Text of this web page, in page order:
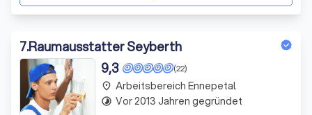
7.Raumausstatter Seyberth
(22)
9,3
place Arbeitsbereich Ennepetal
timelapse Vor 2013 Jahren gegründet